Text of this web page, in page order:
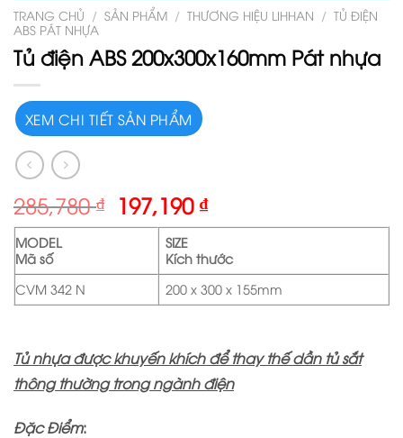
TRANG CHỦ / SẢN PHẨM / THƯƠNG HIỆU LIHHAN / TỦ ĐIỆN
ABS PÁT NHỰA
Tủ điện ABS 200x300x160mm Pát nhựa
XEM CHI TIẾT SẢN PHẨM
285,780₫ 197,190₫
MODEL
Mã số
SIZE
Kích thước
CVM 342 N
200 x 300 x 155mm
Tủ nhựa được khuyến khích để thay thế dần tủ sắt
thông thường trong ngành điện
Đặc Điểm: